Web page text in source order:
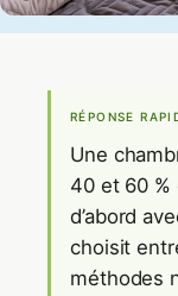
RÉPONSE
Une
40 et 60 %
d’abord
choisit
méthodes